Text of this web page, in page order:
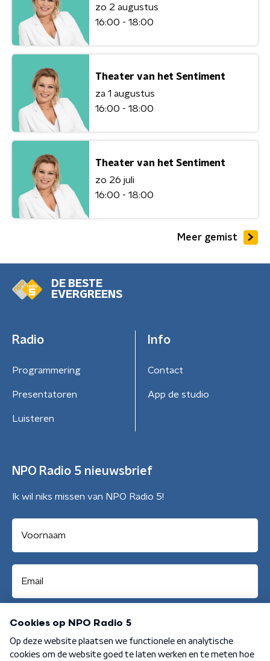
zo 2 augustus
16:00 - 18:00
Theater van het Sentiment
za 1 augustus
16:00 - 18:00
Theater van het Sentiment
zo 26 juli
16:00 - 18:00
Meer gemist
DE BESTE
EVERGREENS
Radio
Programmering
Presentatoren
Luisteren
Info
Contact
App de studio
NPO Radio 5 nieuwsbrief
Ik wil niks missen van NPO Radio 5!
Aanmelden